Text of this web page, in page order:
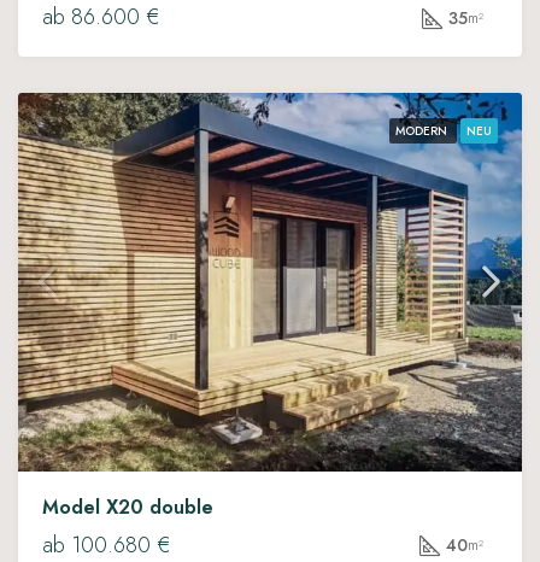
ab 86.600 € 35m²
MODERN NEU
Model X20 double
ab 100.680 € 40m²